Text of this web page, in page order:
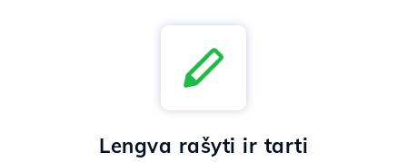
Lengva rašyti ir tarti